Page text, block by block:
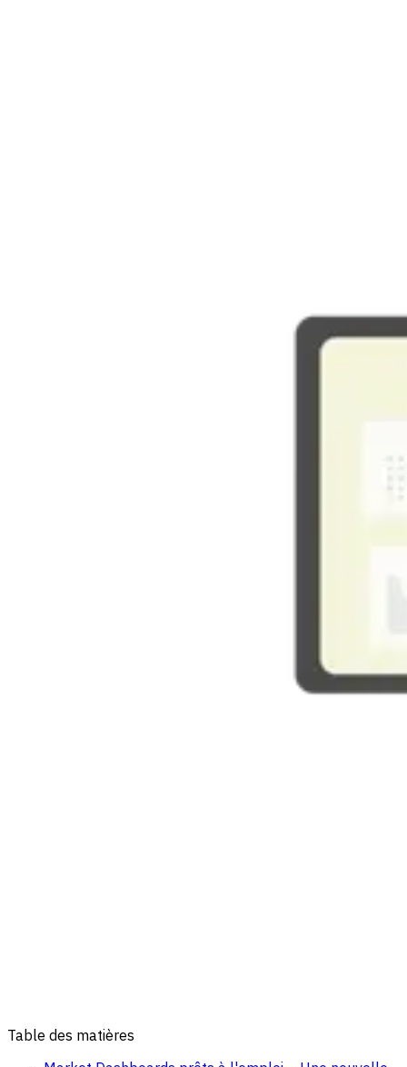
Table des matières